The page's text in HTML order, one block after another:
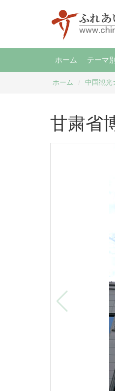
ホーム テーマ
ホーム 中国観光
甘粛省